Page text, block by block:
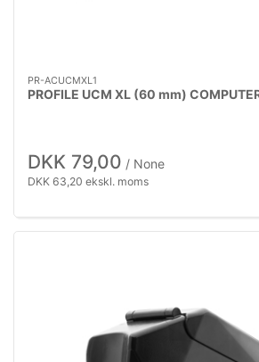
PR-ACUCMXL1
PROFILE UCM XL (60 mm)
DKK 79,00 / None
DKK 63,20 ekskl. moms